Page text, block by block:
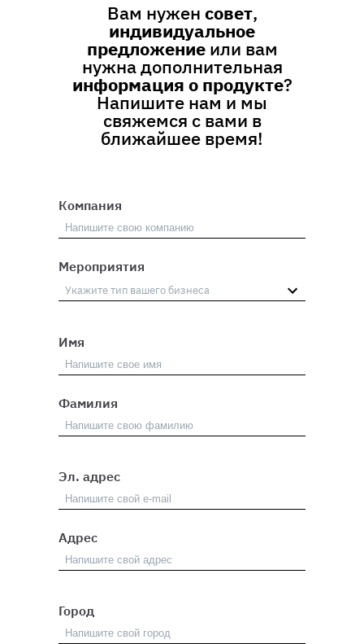
Вам нужен совет,
индивидуальное
предложение или вам
нужна дополнительная
информация о продукте?
Напишите нам и мы
свяжемся с вами в
ближайшее время!
Компания
Мероприятия
Имя
Фамилия
Эл. адрес
Адрес
Город